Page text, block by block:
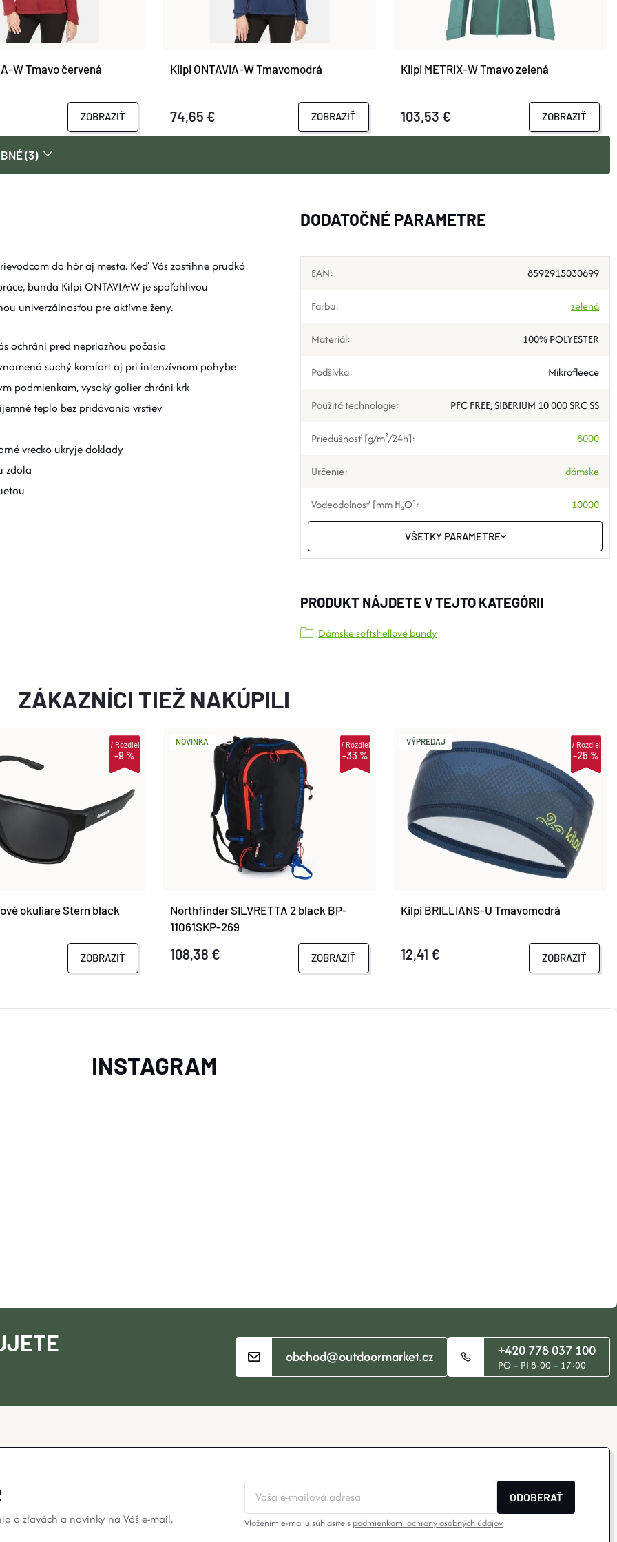
W Tmavo červená
ZOBRAZIŤ
Kilpi ONTAVIA-W Tmavomodrá
74,65 € ZOBRAZIŤ
Kilpi METRIX-W Tmavo zelená
103,53 € ZOBRAZIŤ
(3)
do hôr aj mesta. Keď Vás zastihne prudká
bunda Kilpi ONTAVIA-W je spoľahlivou
univerzálnosťou pre aktívne ženy.
ochráni pred nepriazňou počasia
suchý komfort aj pri intenzívnom pohybe
podmienkam, vysoký golier chráni krk
teplo bez pridávania vrstiev
vrecko ukryje doklady
zdola
DODATOČNÉ PARAMETRE
EAN: 8592915030699
Farba: zelená
Materiál: 100% POLYESTER
Podšívka: Mikrofleece
Použitá technologie: PFC FREE, SIBERIUM 10 000 SRC SS
Priedušnosť [g/m²/24h]: 8000
Určenie: dámske
Vodeodolnosť [mm H₂O]: 10000
VŠETKY PARAMETRE
PRODUKT NÁJDETE V TEJTO KATEGÓRII
Dámske softshellové bundy
ZÁKAZNÍCI TIEŽ NAKÚPILI
-9 %
iRozdiel
okuliare Stern black
ZOBRAZIŤ
NOVINKA
-33 %
iRozdiel
Northfinder SILVRETTA 2 black BP-
11061SKP-269
108,38 € ZOBRAZIŤ
VÝPREDAJ
-25 %
iRozdiel
Kilpi BRILLIANS-U Tmavomodrá
12,41 € ZOBRAZIŤ
obchod@outdoormarket.cz +420 778 037 100
PO – PI 8:00 – 17:00
INSTAGRAM
o zľavách a novinky na Váš e-mail.
ODOBERAŤ
Vložením e-mailu súhlasíte s podmienkami ochrany osobných údajov